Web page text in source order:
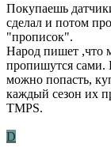
Покупаешь
сделал и потом
"прописок".
Народ пишет ,что
пропишутся
можно попасть,
каждый сезон их
TMPS.
D